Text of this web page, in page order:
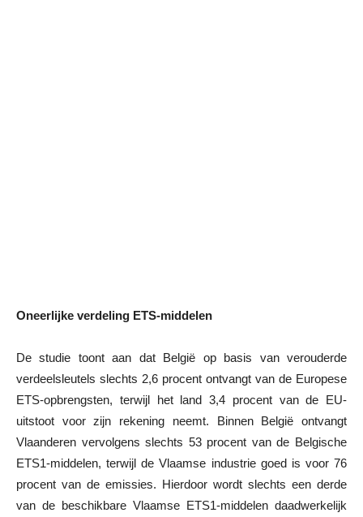
Oneerlijke verdeling ETS-middelen
De studie toont aan dat België op basis van verouderde
verdeelsleutels slechts 2,6 procent ontvangt van de Europese
ETS-opbrengsten, terwijl het land 3,4 procent van de EU-
uitstoot voor zijn rekening neemt. Binnen België ontvangt
Vlaanderen vervolgens slechts 53 procent van de Belgische
ETS1-middelen, terwijl de Vlaamse industrie goed is voor 76
procent van de emissies. Hierdoor wordt slechts een derde
van de beschikbare Vlaamse ETS1-middelen daadwerkelijk